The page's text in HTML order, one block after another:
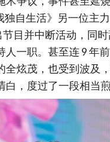
独自生活》另一位主
目并中断活动，同
人一职。甚至连 9 年
全炫茂，也受到波及
，度过了一段相当煎